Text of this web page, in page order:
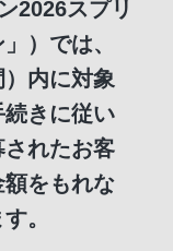
2026スプリ
）では、
内に対象
きに従い
れたお客
をもれな
。